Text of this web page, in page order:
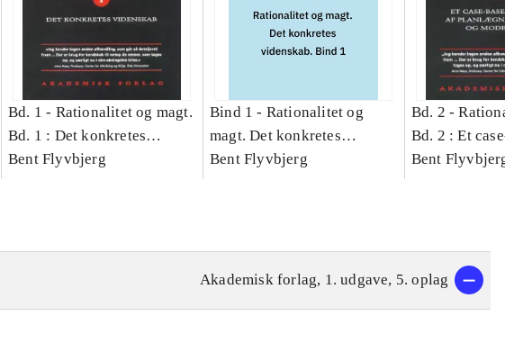
Bd. 1 - Rationalitet og magt.
Bd. 1 : Det konkretes
videnskab
Bent Flyvbjerg
Bind 1 - Rationalitet og
magt. Det konkretes
videnskab. Bind 1
Bent Flyvbjerg
Bd. 2 -
Bd. 2 : Et
studie af
Bent
Akademisk forlag, 1. udgave, 5. oplag